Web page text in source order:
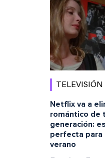
TELEVISIÓN
Netflix va a
romántico de
generación:
perfecta para
verano